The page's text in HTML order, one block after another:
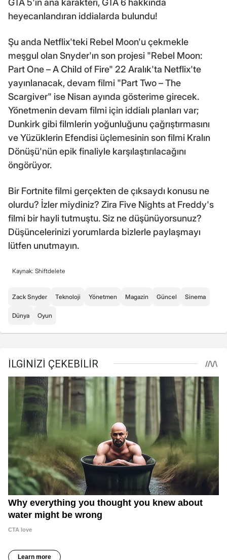
heyecanlandıran iddialarda bulundu!
Şu anda Netflix'teki Rebel Moon'u çekmekle
meşgul olan Snyder'ın son projesi "Rebel Moon:
Part One – A Child of Fire" 22 Aralık'ta Netflix'te
yayınlanacak, devam filmi "Part Two – The
Scargiver" ise Nisan ayında gösterime girecek.
Yönetmenin devam filmi için iddialı planları var;
Dunkirk gibi filmlerin yoğunluğunu çağrıştırmasını
ve Yüzüklerin Efendisi üçlemesinin son filmi Kralın
Dönüşü'nün epik finaliyle karşılaştırılacağını
öngörüyor.
Bir Fortnite filmi gerçekten de çıksaydı konusu ne
olurdu? İzler miydiniz? Zira Five Nights at Freddy's
filmi bir hayli tutmuştu. Siz ne düşünüyorsunuz?
Düşüncelerinizi yorumlarda bizlerle paylaşmayı
lütfen unutmayın.
Kaynak: Shiftdelete
Zack Snyder Teknoloji Yönetmen Magazin Güncel Sinema
Dünya Oyun